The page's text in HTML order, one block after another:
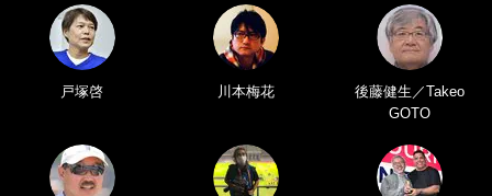
戸塚啓 川本梅花
後藤健生／Takeo
GOTO